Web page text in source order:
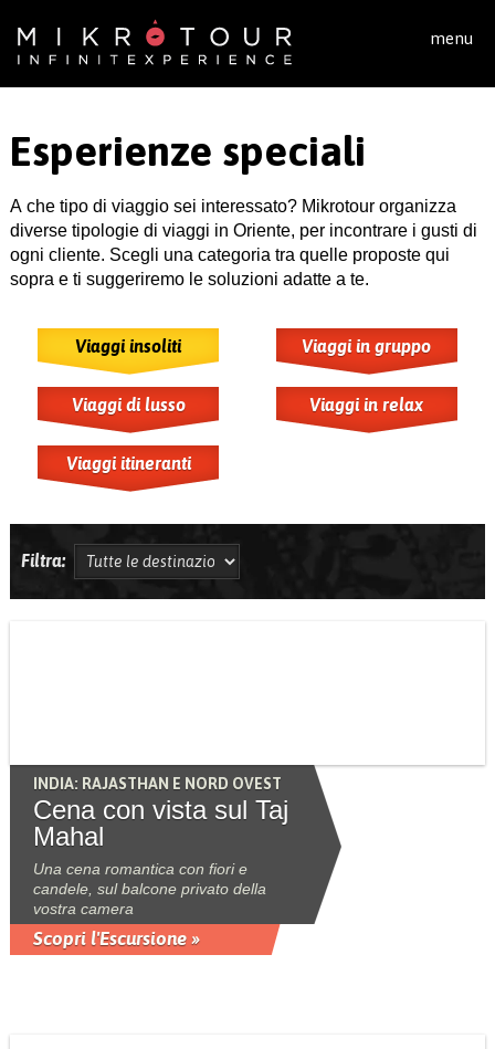
menu
Esperienze speciali
A che tipo di viaggio sei interessato? Mikrotour organizza
diverse tipologie di viaggi in Oriente, per incontrare i gusti di
ogni cliente. Scegli una categoria tra quelle proposte qui
sopra e ti suggeriremo le soluzioni adatte a te.
Viaggi insoliti Viaggi in gruppo
Viaggi di lusso Viaggi in relax
Viaggi itineranti
Filtra:
INDIA: RAJASTHAN E NORD OVEST
Cena con vista sul Taj
Mahal
Una cena romantica con fiori e
candele, sul balcone privato della
vostra camera
Scopri l'Escursione »